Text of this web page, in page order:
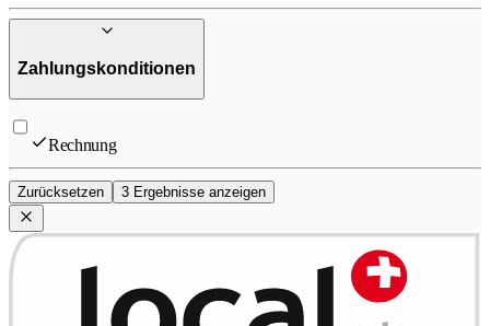
Zahlungskonditionen
Rechnung
Zurücksetzen 3 Ergebnisse anzeigen